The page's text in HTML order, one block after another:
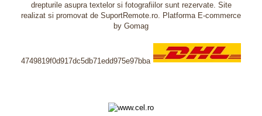
drepturile asupra textelor si fotografiilor sunt rezervate. Site
realizat si promovat de SuportRemote.ro. Platforma E-commerce
by Gomag
4749819f0d917dc5db71edd975e97bba